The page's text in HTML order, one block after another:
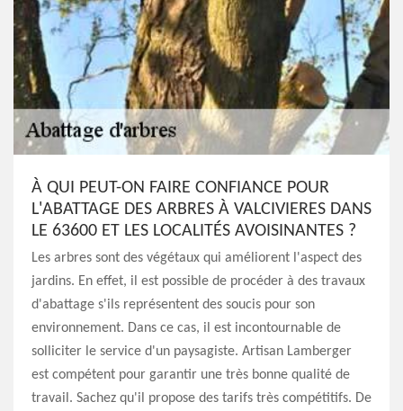
À QUI PEUT-ON FAIRE CONFIANCE POUR
L'ABATTAGE DES ARBRES À VALCIVIERES DANS
LE 63600 ET LES LOCALITÉS AVOISINANTES ?
Les arbres sont des végétaux qui améliorent l'aspect des
jardins. En effet, il est possible de procéder à des travaux
d'abattage s'ils représentent des soucis pour son
environnement. Dans ce cas, il est incontournable de
solliciter le service d'un paysagiste. Artisan Lamberger
est compétent pour garantir une très bonne qualité de
travail. Sachez qu'il propose des tarifs très compétitifs. De